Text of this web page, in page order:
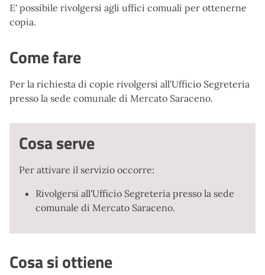
E' possibile rivolgersi agli uffici comuali per ottenerne
copia.
Come fare
Per la richiesta di copie rivolgersi all'Ufficio Segreteria
presso la sede comunale di Mercato Saraceno.
Cosa serve
Per attivare il servizio occorre:
Rivolgersi all'Ufficio Segreteria presso la sede
comunale di Mercato Saraceno.
Cosa si ottiene